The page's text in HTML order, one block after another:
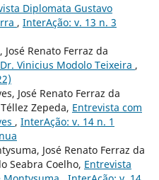
Diplomata Gustavo
, InterAção: v. 13 n. 3
Renato Ferraz da
Vinicius Modolo Teixeira ,
José Renato Ferraz da
Zepeda, Entrevista com
, InterAção: v. 14 n. 1
José Renato Ferraz da
Seabra Coelho, Entrevista